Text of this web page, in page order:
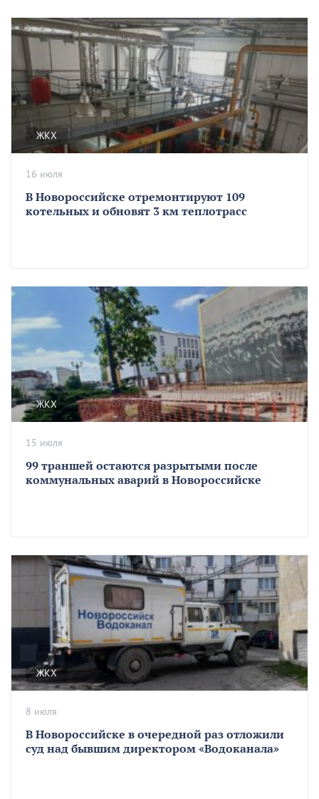
ЖКХ
В Новороссийске отремонтируют 109
котельных и обновят 3 км теплотрасс
16 июля
ЖКХ
99 траншей остаются разрытыми после
коммунальных аварий в Новороссийске
15 июля
ЖКХ
В Новороссийске в очередной раз отложили
суд над бывшим директором «Водоканала»
8 июля